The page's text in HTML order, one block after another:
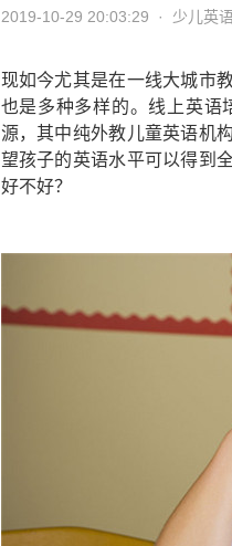
2019-10-29 20:03:29 · 少儿英
现如今尤其是在一线大城市
也是多种多样的。线上英语
源，其中纯外教儿童英语机
望孩子的英语水平可以得到
好不好？